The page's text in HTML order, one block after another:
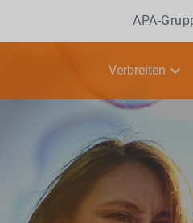
APA-
Verbreiten